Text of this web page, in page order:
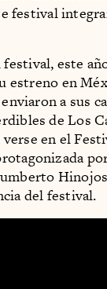
festival
este
estreno en
a sus
de Los
en el
del festival.